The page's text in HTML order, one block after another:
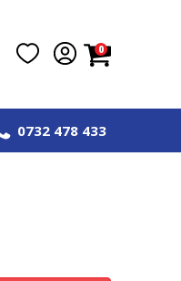
0
0732 478 433